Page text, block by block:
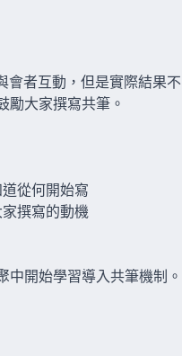
會者互動，但是實際結果不
勵大家撰寫共筆。
從何開始寫
撰寫的動機
中開始學習導入共筆機制。